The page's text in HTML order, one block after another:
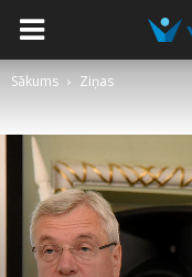
Sākums Ziņas